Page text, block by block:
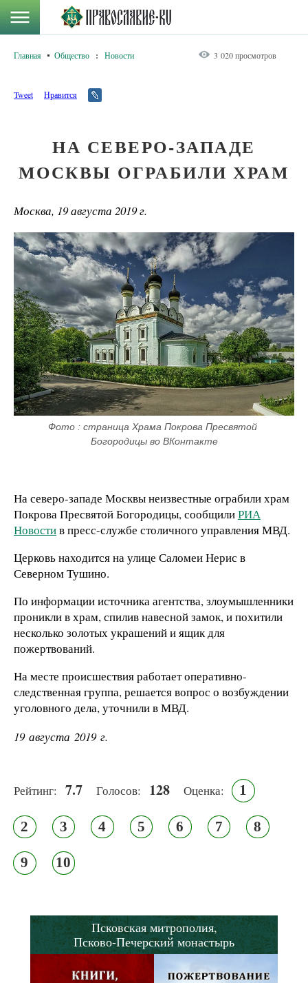
Главная Общество : Новости 3 020 просмотров
Tweet Нравится
НА СЕВЕРО-ЗАПАДЕ
МОСКВЫ ОГРАБИЛИ ХРАМ
Москва, 19 августа 2019 г.
Фото : страница Храма Покрова Пресвятой
Богородицы во ВКонтакте
На северо-западе Москвы неизвестные ограбили храм
Покрова Пресвятой Богородицы, сообщилиРИА
Новостив пресс-службе столичного управления МВД.
Церковь находится на улице Саломеи Нерис в
Северном Тушино.
По информации источника агентства, злоумышленники
проникли в храм, спилив навесной замок, и похитили
несколько золотых украшений и ящик для
пожертвований.
На месте происшествия работает оперативно-
следственная группа, решается вопрос о возбуждении
уголовного дела, уточнили в МВД.
19 августа 2019 г.
Рейтинг: 7.7 Голосов: 128 Оценка: 1
2 3 4 5 6 7 8
9 10
Псковская митрополия,
Псково-Печерский монастырь